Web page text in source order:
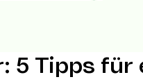
5 Tipps für